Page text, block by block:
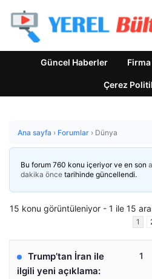
Güncel Haberler
Çerez
Ana sayfa › Forumlar › Dünya
Bu forum 760 konu içeriyor ve en son
dakika önce tarihinde güncellendi.
15 konu görüntüleniyor - 1 ile 15
1
Trump’tan İran ile
ilgili yeni açıklama:
1